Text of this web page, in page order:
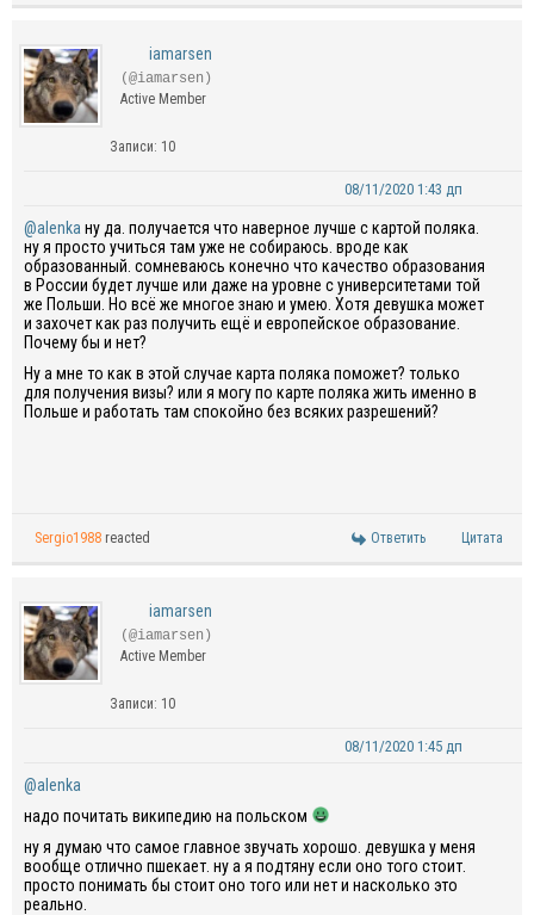
iamarsen
(@iamarsen)
Active Member
Записи: 10
08/11/2020 1:43 дп
@alenka ну да. получается что наверное лучше с картой поляка.
ну я просто учиться там уже не собираюсь. вроде как
образованный. сомневаюсь конечно что качество образования
в России будет лучше или даже на уровне с университетами той
же Польши. Но всё же многое знаю и умею. Хотя девушка может
и захочет как раз получить ещё и европейское образование.
Почему бы и нет?
Ну а мне то как в этой случае карта поляка поможет? только
для получения визы? или я могу по карте поляка жить именно в
Польше и работать там спокойно без всяких разрешений?
Sergio1988 reacted Ответить Цитата
iamarsen
(@iamarsen)
Active Member
Записи: 10
08/11/2020 1:45 дп
@alenka
надо почитать википедию на польском
ну я думаю что самое главное звучать хорошо. девушка у меня
вообще отлично пшекает. ну а я подтяну если оно того стоит.
просто понимать бы стоит оно того или нет и насколько это
реально.